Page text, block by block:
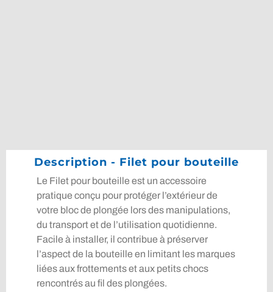
Description - Filet pour bouteille
Le Filet pour bouteille est un accessoire
pratique conçu pour protéger l’extérieur de
votre bloc de plongée lors des manipulations,
du transport et de l’utilisation quotidienne.
Facile à installer, il contribue à préserver
l’aspect de la bouteille en limitant les marques
liées aux frottements et aux petits chocs
rencontrés au fil des plongées.